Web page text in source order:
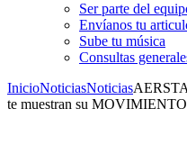
Ser parte del
Envíanos tu
Sube tu música
Consultas
InicioNoticiasNoticias
te muestran su